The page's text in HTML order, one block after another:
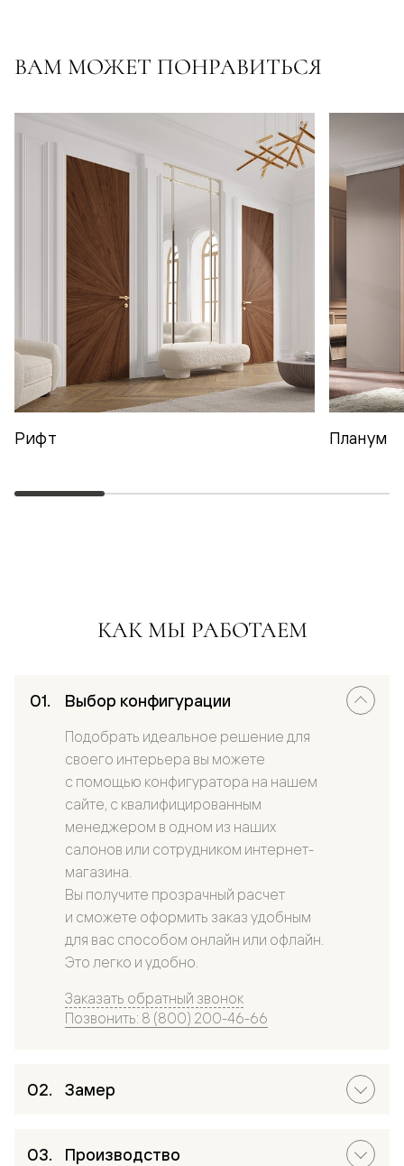
ВАМ МОЖЕТ ПОНРАВИТЬСЯ
Рифт Планум
КАК МЫ РАБОТАЕМ
Выбор конфигурации
Подобрать идеальное решение для
своего интерьера вы можете
с помощью конфигуратора на нашем
сайте, с квалифицированным
менеджером в одном из наших
салонов или сотрудником интернет-
магазина.
Вы получите прозрачный расчет
и сможете оформить заказ удобным
для вас способом онлайн или офлайн.
Это легко и удобно.
Заказать обратный звонок
Позвонить: 8 (800) 200-46-66
Замер
Производство